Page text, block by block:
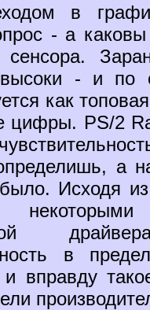
в
- а
сенсора.
высоки - и
как
цифры. PS/2
а
Исходя
в
вправду